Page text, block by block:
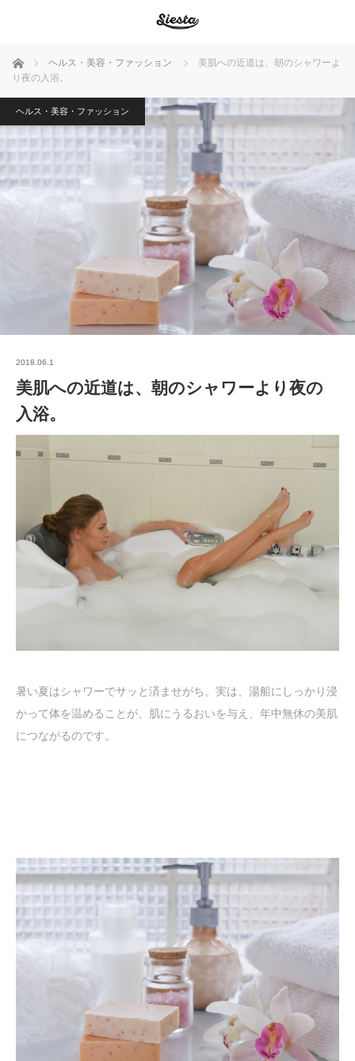
ホーム ヘルス・美容・ファッション
美肌への近道は、朝のシャワーよ
り夜の入浴。
ヘルス・美容・ファッション
2018.06.1
美肌への近道は、朝のシャワーより夜の
入浴。
暑い夏はシャワーでサッと済ませがち。実は、湯船にしっかり浸
かって体を温めることが、肌にうるおいを与え、年中無休の美肌
につながるのです。